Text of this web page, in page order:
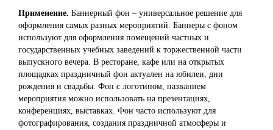
Применение. Баннерный фон – универсальное решение для
оформления самых разных мероприятий. Баннеры с фоном
используют для оформления помещений частных и
государственных учебных заведений к торжественной части
выпускного вечера. В ресторане, кафе или на открытых
площадках праздничный фон актуален на юбилеи, дни
рождения и свадьбы. Фон с логотипом, названием
мероприятия можно использовать на презентациях,
конференциях, выставках. Фон часто используют для
фотографирования, создания праздничной атмосферы и